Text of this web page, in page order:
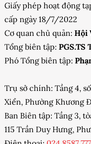
Giấy phép hoạt động
cấp ngày 18/7/2022
Cơ quan chủ quản: Hội
Tổng biên tập: PGS.TS
Phó Tổng biên tập:
Trụ sở chính: Tầng 4,
Xiển, Phường Khương
Ban Biên tập: Tầng 3,
115 Trần Duy Hưng,